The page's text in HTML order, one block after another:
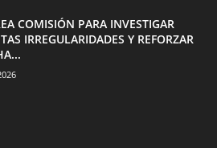
COMISIÓN PARA INVESTIGAR
IRREGULARIDADES Y REFORZAR